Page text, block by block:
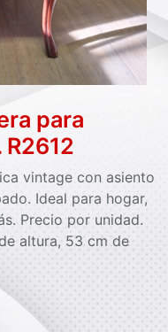
para
vintage con asiento
Ideal para hogar,
Precio por unidad.
altura, 53 cm de